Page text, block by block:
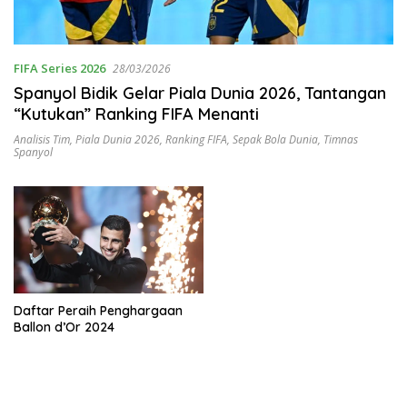
FIFA Series 2026 28/03/2026
Spanyol Bidik Gelar Piala Dunia 2026, Tantangan
“Kutukan” Ranking FIFA Menanti
Analisis Tim, Piala Dunia 2026, Ranking FIFA, Sepak Bola Dunia, Timnas
Spanyol
Daftar Peraih Penghargaan
Ballon d’Or 2024